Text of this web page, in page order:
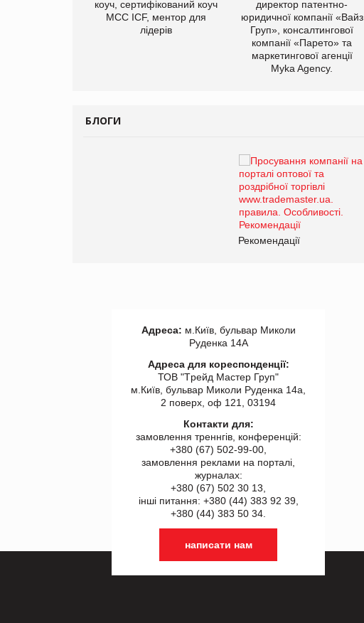
коуч, сертифікований коуч
МСС ICF, ментор для
лідерів
директор патентно-
юридичної компанії «Вайз
Груп», консалтингової
компанії «Парето» та
маркетингової агенції
Myka Agency.
БЛОГИ
Рекомендації
Адреса: м.Київ, бульвар Миколи
Руденка 14А
Адреса для кореспонденції:
ТОВ "Tрейд Мастер Груп"
м.Київ, бульвар Миколи Руденка 14а,
2 поверх, оф 121, 03194
Контакти для:
замовлення треннгів, конференцій:
+380 (67) 502-99-00,
замовлення реклами на порталі,
журналах:
+380 (67) 502 30 13,
інші питання: +380 (44) 383 92 39,
+380 (44) 383 50 34.
написати нам